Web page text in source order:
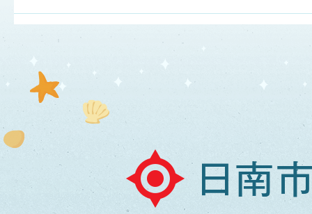
日
南